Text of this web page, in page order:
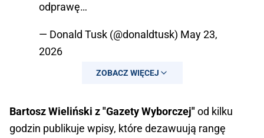
odprawę…
— Donald Tusk (@donaldtusk) May 23,
2026
ZOBACZ WIĘCEJ
Bartosz Wieliński z "Gazety Wyborczej"od kilku
godzin publikuje wpisy, które dezawuują rangę